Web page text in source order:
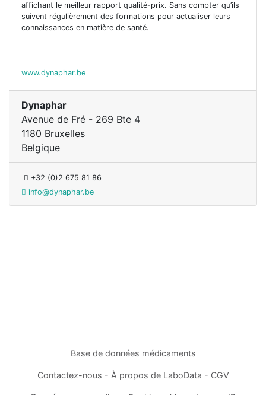
affichant le meilleur rapport qualité-prix. Sans compter qu’ils
suivent régulièrement des formations pour actualiser leurs
connaissances en matière de santé.
www.dynaphar.be
Dynaphar
Avenue de Fré - 269 Bte 4
1180 Bruxelles
Belgique
+32 (0)2 675 81 86
info@dynaphar.be
Base de données médicaments
Contactez-nous - À propos de LaboData - CGV